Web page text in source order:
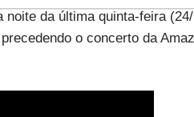
da última quinta-feira
o concerto da